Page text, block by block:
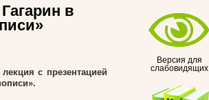
Версия для
слабовидящих
в
с презентацией